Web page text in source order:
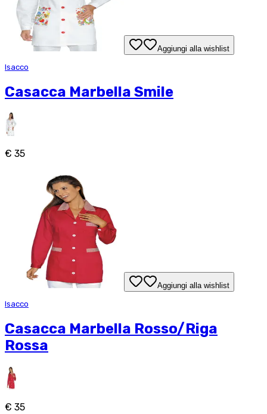
Aggiungi alla wishlist
Isacco
Casacca Marbella Smile
€ 35
Aggiungi alla wishlist
Isacco
Casacca Marbella Rosso/Riga
Rossa
€ 35